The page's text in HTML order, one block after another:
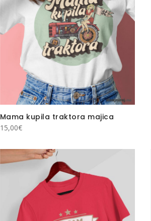
Mama kupila traktora majica
15,00€